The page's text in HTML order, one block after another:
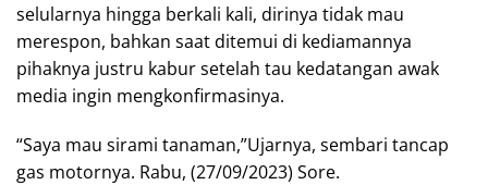
selularnya hingga berkali kali, dirinya tidak mau
merespon, bahkan saat ditemui di kediamannya
pihaknya justru kabur setelah tau kedatangan awak
media ingin mengkonfirmasinya.
“Saya mau sirami tanaman,”Ujarnya, sembari tancap
gas motornya. Rabu, (27/09/2023) Sore.